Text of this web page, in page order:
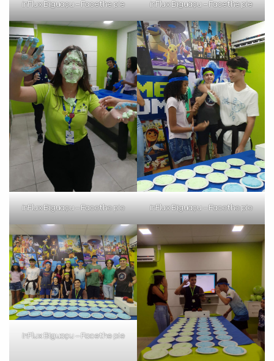
inFlux Biguaçu – Face the pie inFlux Biguaçu – Face the pie
inFlux Biguaçu – Face the pie inFlux Biguaçu – Face the pie
inFlux Biguaçu – Face the pie